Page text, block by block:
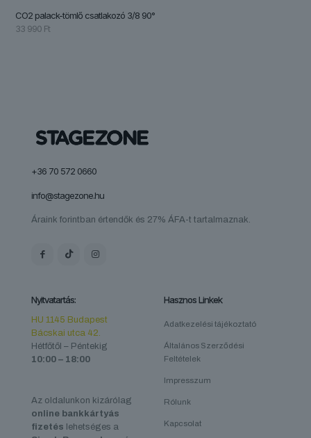
CO2 palack-tömlő csatlakozó 3/8 90°
33 990 Ft
+36 70 572 0660
info@stagezone.hu
Áraink forintban értendők és 27% ÁFA-t tartalmaznak.
Nyitvatartás:
HU 1145 Budapest
Bácskai utca 42.
Hétfőtől – Péntekig
10:00 – 18:00
Az oldalunkon kizárólag
online bankkártyás
fizetés lehetséges a
Hasznos Linkek
Adatkezelési tájékoztató
Általános Szerződési
Feltételek
Impresszum
Rólunk
Kapcsolat